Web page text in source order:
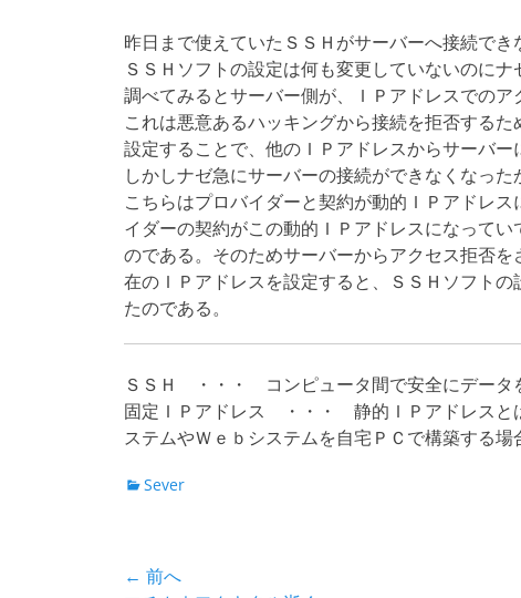
日
昨日まで使えていたＳＳＨがサーバーへ接続でき
ＳＳＨソフトの設定は何も変更していないのにナ
調べてみるとサーバー側が、ＩＰアドレスでの
これは悪意あるハッキングから接続を拒否する
設定することで、他のＩＰアドレスからサーバー
しかしナゼ急にサーバーの接続ができなくなった
こちらはプロバイダーと契約が動的ＩＰアドレ
イダーの契約がこの動的ＩＰアドレスになって
のである。そのためサーバーからアクセス拒否
在のＩＰアドレスを設定すると、ＳＳＨソフト
たのである。
ＳＳＨ ・・・ コンピュータ間で安全にデータ
固定ＩＰアドレス ・・・ 静的ＩＰアドレスと
ステムやＷｅｂシステムを自宅ＰＣで構築する場
カ
ー
Sever
投
← 前へ